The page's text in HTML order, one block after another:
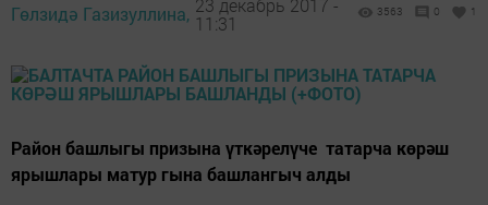
Гөлзидә Газизуллина, 11:31
3563 0 1
Район башлыгы призына үткәрелүче татарча көрәш
ярышлары матур гына башлангыч алды